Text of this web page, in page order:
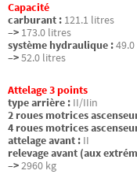
Capacité
carburant : 121.1 litres
–> 173.0 litres
système hydraulique :
–>52.0 litres
Attelage 3 points
type arrière : II/IIin
2 roues motrices
4 roues motrices
attelage avant : II
relevage avant (aux
–>2960 kg